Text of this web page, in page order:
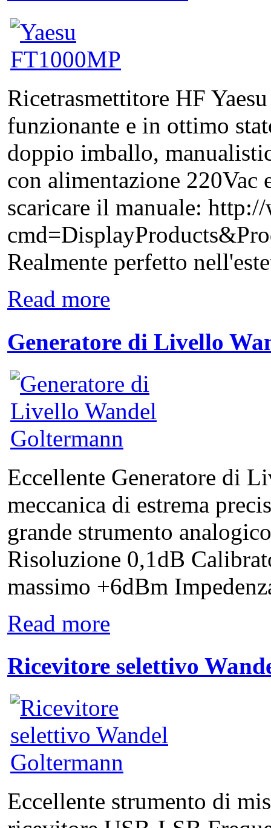
Ricetrasmettitore HF
funzionante e in ottimo
doppio imballo,
con alimentazione 220Vac
scaricare il manuale:
Realmente perfetto
Read more
Generatore di Livello
Eccellente Generatore di
meccanica di estrema
grande strumento
Risoluzione 0,1dB
massimo +6dBm
Read more
Ricevitore selettivo
Eccellente strumento di